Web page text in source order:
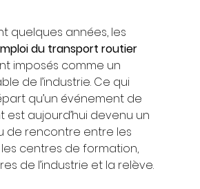
quelques années, les
du transport routier
imposés comme un
de l’industrie. Ce qui
qu’un événement de
aujourd’hui devenu un
de rencontre entre les
centres de formation,
de l’industrie et la relève.